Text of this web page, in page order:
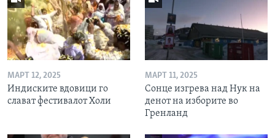
МАРТ 12, 2025
Индиските вдовици го
слават фестивалот Холи
МАРТ 11, 2025
Сонце изгрева над Нук на
денот на изборите во
Гренланд